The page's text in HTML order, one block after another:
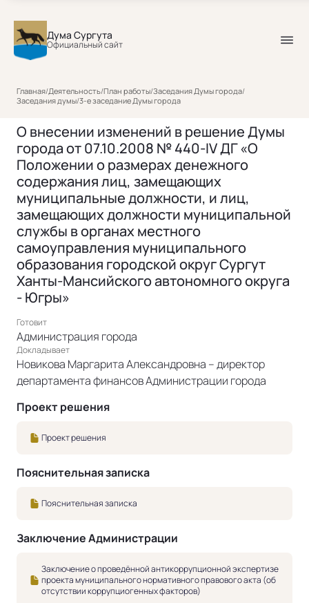
Дума Сургута
Официальный сайт
Главная/Деятельность/План работы/Заседания Думы города/
Заседания думы/3-е заседание Думы города
О внесении изменений в решение Думы
города от 07.10.2008 № 440-IV ДГ «О
Положении о размерах денежного
содержания лиц, замещающих
муниципальные должности, и лиц,
замещающих должности муниципальной
службы в органах местного
самоуправления муниципального
образования городской округ Сургут
Ханты-Мансийского автономного округа
- Югры»
Готовит
Администрация города
Докладывает
Новикова Маргарита Александровна – директор
департамента финансов Администрации города
Проект решения
Проект решения
Пояснительная записка
Пояснительная записка
Заключение Администрации
Заключение о проведённой антикоррупционной экспертизе
проекта муниципального нормативного правового акта (об
отсутствии коррупциогенных факторов)